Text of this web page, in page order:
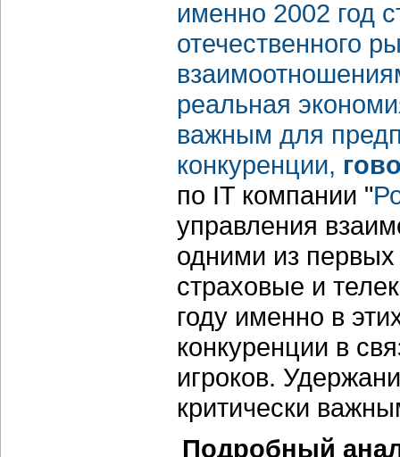
именно 2002 год
отечественного
реальная
важным для
конкуренции,
по IT компании "
управления
одними из
страховые и
году именно в
конкуренции в
игроков.
критически
Подробный